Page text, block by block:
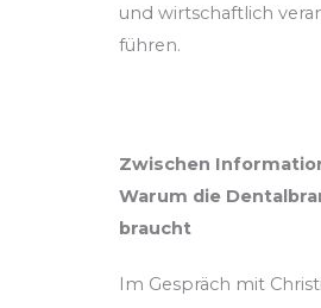
und wirtschaftlich
führen.
Zwischen
Warum die
braucht
Im Gespräch mit